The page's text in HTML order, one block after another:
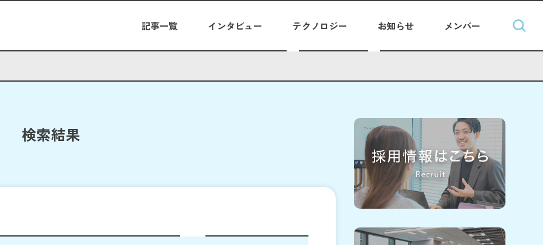
記事一覧 インタビュー テクノロジー お知らせ メンバー
検索結果